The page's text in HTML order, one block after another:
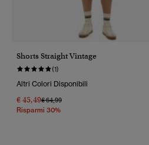
Shorts Straight Vintage
(1)
Altri Colori Disponibili
€ 45,49Prezzo Ridotto Da
€ 64,99A
Risparmi 30%